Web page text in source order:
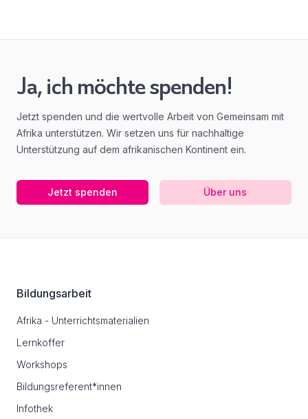
Ja, ich möchte spenden!
Jetzt spenden und die wertvolle Arbeit von Gemeinsam mit
Afrika unterstützen. Wir setzen uns für nachhaltige
Unterstützung auf dem afrikanischen Kontinent ein.
Jetzt spenden Über uns
Bildungsarbeit
Afrika - Unterrichtsmaterialien
Lernkoffer
Workshops
Bildungsreferent*innen
Infothek